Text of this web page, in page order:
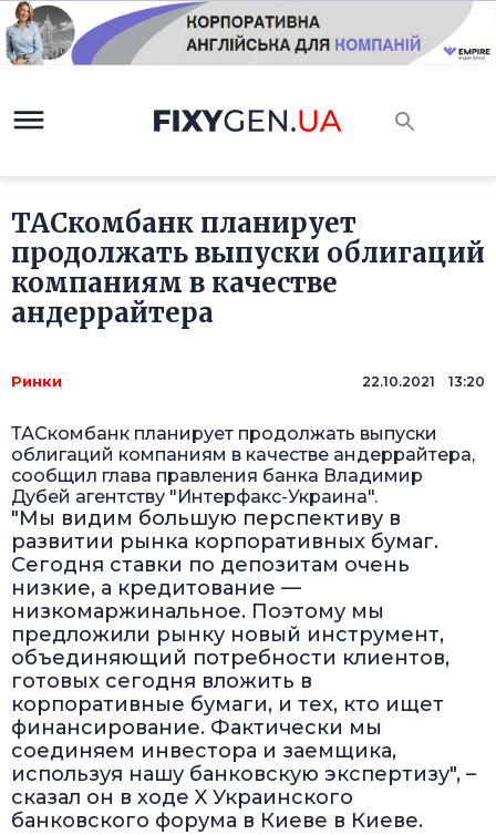
ТАСкомбанк планирует
продолжать выпуски облигаций
компаниям в качестве
андеррайтера
Ринки 22.10.2021 13:20
ТАСкомбанк планирует продолжать выпуски
облигаций компаниям в качестве андеррайтера,
сообщил глава правления банка Владимир
Дубей агентству "Интерфакс-Украина".
"Мы видим большую перспективу в
развитии рынка корпоративных бумаг.
Сегодня ставки по депозитам очень
низкие, а кредитование —
низкомаржинальное. Поэтому мы
предложили рынку новый инструмент,
объединяющий потребности клиентов,
готовых сегодня вложить в
корпоративные бумаги, и тех, кто ищет
финансирование. Фактически мы
соединяем инвестора и заемщика,
используя нашу банковскую экспертизу", –
сказал он в ходе X Украинского
банковского форума в Киеве в Киеве.